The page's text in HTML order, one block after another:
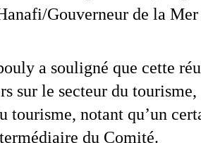
Gouverneur de la
a souligné que cette
sur le secteur du
tourisme, notant qu’un
du Comité.